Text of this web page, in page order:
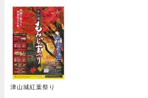
津山城紅葉祭り